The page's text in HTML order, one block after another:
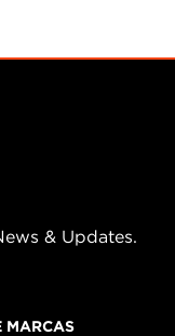
& Updates.
MARCAS